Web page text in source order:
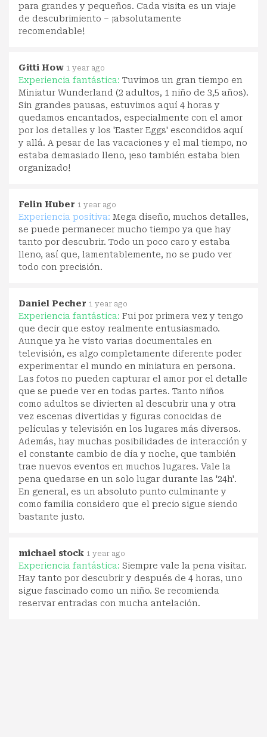
para grandes y pequeños. Cada visita es un viaje
de descubrimiento – ¡absolutamente
recomendable!
Gitti How 1 year ago
Experiencia fantástica: Tuvimos un gran tiempo en
Miniatur Wunderland (2 adultos, 1 niño de 3,5 años).
Sin grandes pausas, estuvimos aquí 4 horas y
quedamos encantados, especialmente con el amor
por los detalles y los 'Easter Eggs' escondidos aquí
y allá. A pesar de las vacaciones y el mal tiempo, no
estaba demasiado lleno, ¡eso también estaba bien
organizado!
Felin Huber 1 year ago
Experiencia positiva: Mega diseño, muchos detalles,
se puede permanecer mucho tiempo ya que hay
tanto por descubrir. Todo un poco caro y estaba
lleno, así que, lamentablemente, no se pudo ver
todo con precisión.
Daniel Pecher 1 year ago
Experiencia fantástica: Fui por primera vez y tengo
que decir que estoy realmente entusiasmado.
Aunque ya he visto varias documentales en
televisión, es algo completamente diferente poder
experimentar el mundo en miniatura en persona.
Las fotos no pueden capturar el amor por el detalle
que se puede ver en todas partes. Tanto niños
como adultos se divierten al descubrir una y otra
vez escenas divertidas y figuras conocidas de
películas y televisión en los lugares más diversos.
Además, hay muchas posibilidades de interacción y
el constante cambio de día y noche, que también
trae nuevos eventos en muchos lugares. Vale la
pena quedarse en un solo lugar durante las '24h'.
En general, es un absoluto punto culminante y
como familia considero que el precio sigue siendo
bastante justo.
michael stock 1 year ago
Experiencia fantástica: Siempre vale la pena visitar.
Hay tanto por descubrir y después de 4 horas, uno
sigue fascinado como un niño. Se recomienda
reservar entradas con mucha antelación.